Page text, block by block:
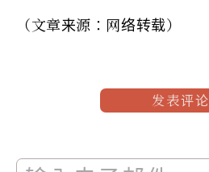
（文章来源：网络转载）
发表评论